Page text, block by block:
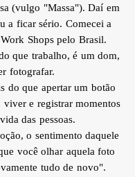
(vulgo "Massa"). Daí em
a ficar sério. Comecei a
Shops pelo Brasil.
que trabalho, é um dom,
fotografar.
do que apertar um botão
e registrar momentos
das pessoas.
o sentimento daquele
você olhar aquela foto
tudo de novo".